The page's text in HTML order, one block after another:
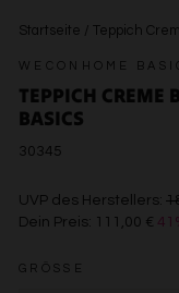
Startseite / Teppich
WECONHOME
TEPPICH CREME
BASICS
30345
UVP des Herstellers:
Dein Preis: 111,00 €
GRÖSSE